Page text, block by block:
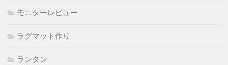
モニターレビュー
ラグマット作り
ランタン